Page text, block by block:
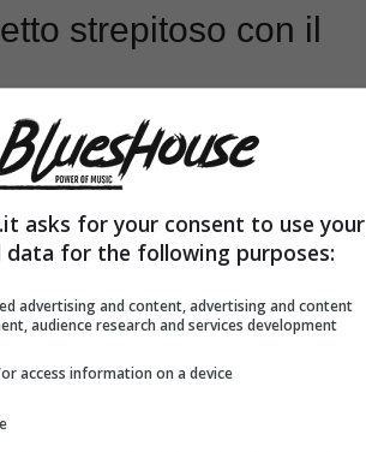
strepitoso con il
asks for your consent to use your
data for the following purposes:
advertising and content, advertising and content
audience research and services development
access information on a device